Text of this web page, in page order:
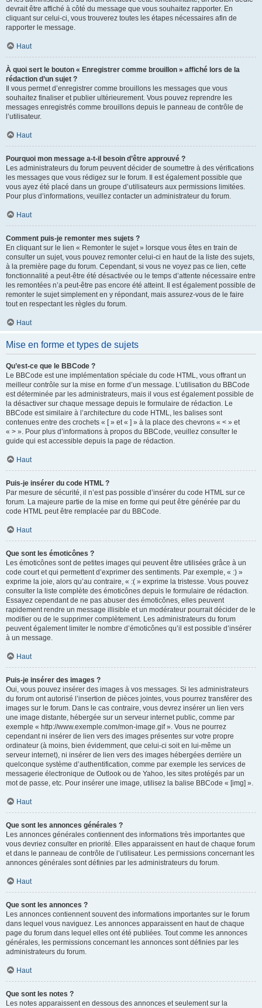
devrait être affiché à côté du message que vous souhaitez rapporter. En
cliquant sur celui-ci, vous trouverez toutes les étapes nécessaires afin de
rapporter le message.
Haut
À quoi sert le bouton « Enregistrer comme brouillon » affiché lors de la
rédaction d’un sujet ?
Il vous permet d’enregistrer comme brouillons les messages que vous
souhaitez finaliser et publier ultérieurement. Vous pouvez reprendre les
messages enregistrés comme brouillons depuis le panneau de contrôle de
l’utilisateur.
Haut
Pourquoi mon message a-t-il besoin d’être approuvé ?
Les administrateurs du forum peuvent décider de soumettre à des vérifications
les messages que vous rédigez sur le forum. Il est également possible que
vous ayez été placé dans un groupe d’utilisateurs aux permissions limitées.
Pour plus d’informations, veuillez contacter un administrateur du forum.
Haut
Comment puis-je remonter mes sujets ?
En cliquant sur le lien « Remonter le sujet » lorsque vous êtes en train de
consulter un sujet, vous pouvez remonter celui-ci en haut de la liste des sujets,
à la première page du forum. Cependant, si vous ne voyez pas ce lien, cette
fonctionnalité a peut-être été désactivée ou le temps d’attente nécessaire entre
les remontées n’a peut-être pas encore été atteint. Il est également possible de
remonter le sujet simplement en y répondant, mais assurez-vous de le faire
tout en respectant les règles du forum.
Haut
Mise en forme et types de sujets
Qu’est-ce que le BBCode ?
Le BBCode est une implémentation spéciale du code HTML, vous offrant un
meilleur contrôle sur la mise en forme d’un message. L’utilisation du BBCode
est déterminée par les administrateurs, mais il vous est également possible de
la désactiver sur chaque message depuis le formulaire de rédaction. Le
BBCode est similaire à l’architecture du code HTML, les balises sont
contenues entre des crochets « [ » et « ] » à la place des chevrons « < » et
« > ». Pour plus d’informations à propos du BBCode, veuillez consulter le
guide qui est accessible depuis la page de rédaction.
Haut
Puis-je insérer du code HTML ?
Par mesure de sécurité, il n’est pas possible d’insérer du code HTML sur ce
forum. La majeure partie de la mise en forme qui peut être générée par du
code HTML peut être remplacée par du BBCode.
Haut
Que sont les émoticônes ?
Les émoticônes sont de petites images qui peuvent être utilisées grâce à un
code court et qui permettent d’exprimer des sentiments. Par exemple, « :) »
exprime la joie, alors qu’au contraire, « :( » exprime la tristesse. Vous pouvez
consulter la liste complète des émoticônes depuis le formulaire de rédaction.
Essayez cependant de ne pas abuser des émoticônes, elles peuvent
rapidement rendre un message illisible et un modérateur pourrait décider de le
modifier ou de le supprimer complètement. Les administrateurs du forum
peuvent également limiter le nombre d’émoticônes qu’il est possible d’insérer
à un message.
Haut
Puis-je insérer des images ?
Oui, vous pouvez insérer des images à vos messages. Si les administrateurs
du forum ont autorisé l’insertion de pièces jointes, vous pourrez transférer des
images sur le forum. Dans le cas contraire, vous devrez insérer un lien vers
une image distante, hébergée sur un serveur internet public, comme par
exemple « http://www.exemple.com/mon-image.gif ». Vous ne pourrez
cependant ni insérer de lien vers des images présentes sur votre propre
ordinateur (à moins, bien évidemment, que celui-ci soit en lui-même un
serveur internet), ni insérer de lien vers des images hébergées derrière un
quelconque système d’authentification, comme par exemple les services de
messagerie électronique de Outlook ou de Yahoo, les sites protégés par un
mot de passe, etc. Pour insérer une image, utilisez la balise BBCode « [img] ».
Haut
Que sont les annonces générales ?
Les annonces générales contiennent des informations très importantes que
vous devriez consulter en priorité. Elles apparaissent en haut de chaque forum
et dans le panneau de contrôle de l’utilisateur. Les permissions concernant les
annonces générales sont définies par les administrateurs du forum.
Haut
Que sont les annonces ?
Les annonces contiennent souvent des informations importantes sur le forum
dans lequel vous naviguez. Les annonces apparaissent en haut de chaque
page du forum dans lequel elles ont été publiées. Tout comme les annonces
générales, les permissions concernant les annonces sont définies par les
administrateurs du forum.
Haut
Que sont les notes ?
Les notes apparaissent en dessous des annonces et seulement sur la